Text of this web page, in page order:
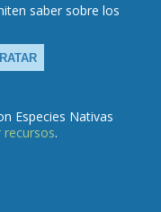
saber sobre los
Especies Nativas
recursos.